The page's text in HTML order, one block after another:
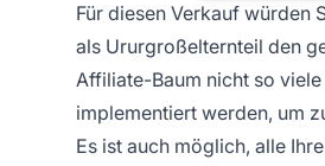
Für diesen Verkauf würden
als Ururgroßelternteil den
Affiliate-Baum nicht so
implementiert werden, um
Es ist auch möglich, alle